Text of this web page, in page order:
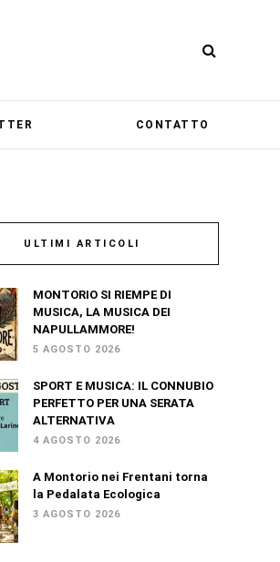
CONTATTO
ULTIMI ARTICOLI
MONTORIO SI RIEMPE DI
MUSICA, LA MUSICA DEI
NAPULLAMMORE!
5 AGOSTO 2026
SPORT E MUSICA: IL CONNUBIO
PERFETTO PER UNA SERATA
ALTERNATIVA
4 AGOSTO 2026
A Montorio nei Frentani torna
la Pedalata Ecologica
3 AGOSTO 2026